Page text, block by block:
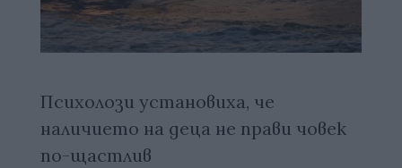
Психолози установиха, че
наличието на деца не прави човек
по-щастлив